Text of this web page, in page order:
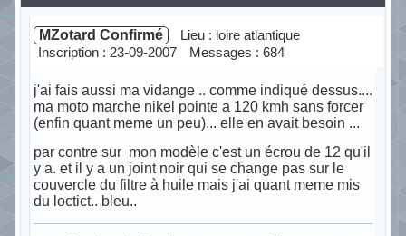
MZotard Confirmé
Lieu : loire atlantique
Inscription : 23-09-2007
Messages : 684
j'ai fais aussi ma vidange .. comme indiqué dessus....
ma moto marche nikel pointe a 120 kmh sans forcer
(enfin quant meme un peu)... elle en avait besoin ...
par contre sur mon modèle c'est un écrou de 12 qu'il
y a. et il y a un joint noir qui se change pas sur le
couvercle du filtre à huile mais j'ai quant meme mis
du loctict.. bleu..